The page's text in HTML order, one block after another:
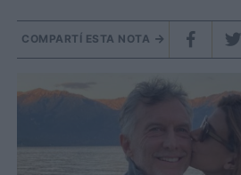
COMPARTÍ ESTA NOTA